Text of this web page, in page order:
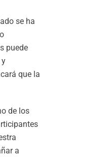
se ha
puede
y
que la
de los
a